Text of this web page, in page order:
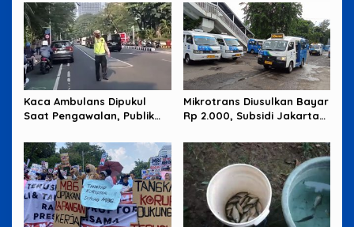
Kaca Ambulans Dipukul
Saat Pengawalan, Publik
Mikrotrans Diusulkan Bayar
Rp 2.000, Subsidi Jakarta